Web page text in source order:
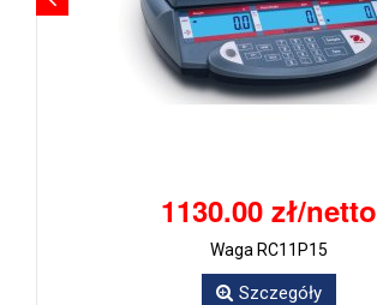
1130.00 zł/netto
Waga RC11P15
Szczegóły